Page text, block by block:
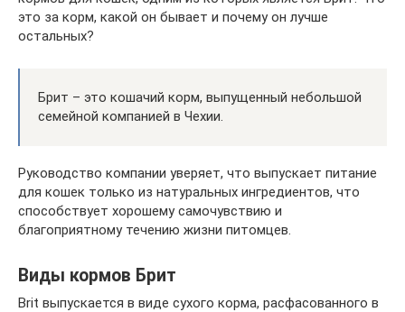
это за корм, какой он бывает и почему он лучше
остальных?
Брит – это кошачий корм, выпущенный небольшой
семейной компанией в Чехии.
Руководство компании уверяет, что выпускает питание
для кошек только из натуральных ингредиентов, что
способствует хорошему самочувствию и
благоприятному течению жизни питомцев.
Виды кормов Брит
Brit выпускается в виде сухого корма, расфасованного в